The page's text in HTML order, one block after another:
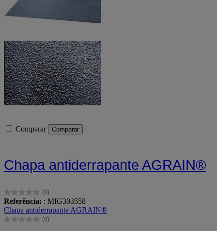
Comparar Comparar
Chapa antiderrapante AGRAIN®
(0)
0.0
em
5
estrelas.
Referência: : MIG303558
Chapa antiderrapante AGRAIN®
(0)
0.0